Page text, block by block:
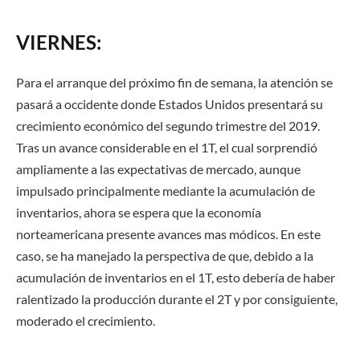
VIERNES:
Para el arranque del próximo fin de semana, la atención se
pasará a occidente donde Estados Unidos presentará su
crecimiento económico del segundo trimestre del 2019.
Tras un avance considerable en el 1T, el cual sorprendió
ampliamente a las expectativas de mercado, aunque
impulsado principalmente mediante la acumulación de
inventarios, ahora se espera que la economía
norteamericana presente avances mas módicos. En este
caso, se ha manejado la perspectiva de que, debido a la
acumulación de inventarios en el 1T, esto debería de haber
ralentizado la producción durante el 2T y por consiguiente,
moderado el crecimiento.